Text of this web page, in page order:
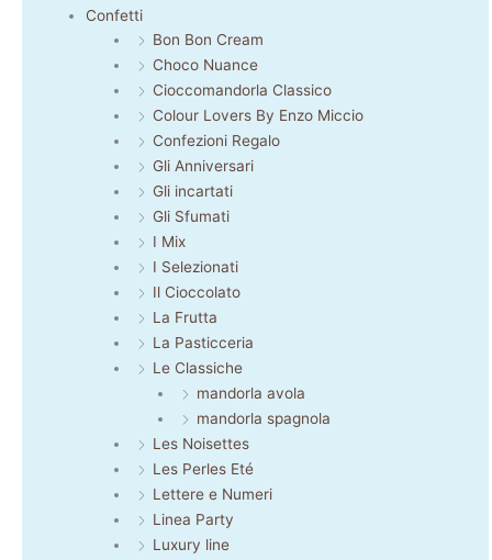
Confetti
Bon Bon Cream
Choco Nuance
Cioccomandorla Classico
Colour Lovers By Enzo Miccio
Confezioni Regalo
Gli Anniversari
Gli incartati
Gli Sfumati
I Mix
I Selezionati
Il Cioccolato
La Frutta
La Pasticceria
Le Classiche
mandorla avola
mandorla spagnola
Les Noisettes
Les Perles Eté
Lettere e Numeri
Linea Party
Luxury line